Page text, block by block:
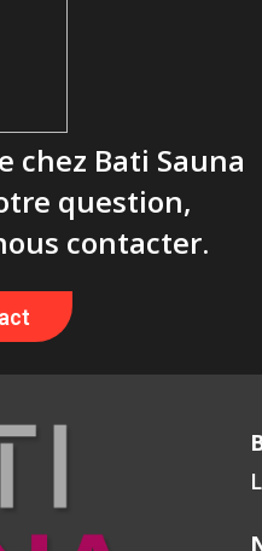
chez Bati Sauna
question,
contacter.